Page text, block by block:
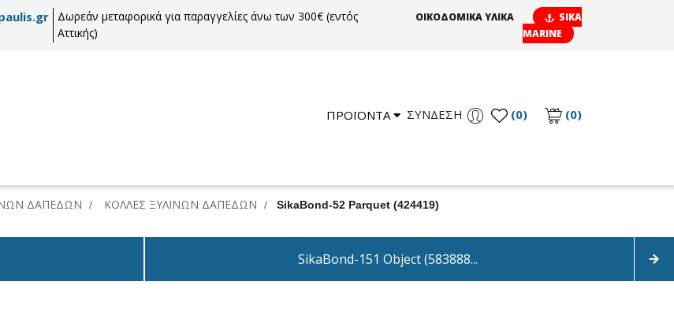
Δωρεάν μεταφορικά για παραγγελίες άνω των 300€ (εντός
Αττικής)
ΟΙΚΟΔΟΜΙΚΑ ΥΛΙΚΑ
SIKA
MARINE
ΠΡΟΪΟΝΤΑ ΣΎΝΔΕΣΗ (0) (0)
ΔΑΠΕΔΩΝ / ΚΟΛΛΕΣ ΞΥΛΙΝΩΝ ΔΑΠΕΔΩΝ / SikaBond-52 Parquet (424419)
SikaBond-151 Object (583888...